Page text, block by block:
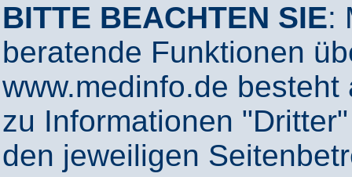
BITTE BEACHTEN SIE:
beratende Funktionen
www.medinfo.de
zu Informationen
den jeweiligen